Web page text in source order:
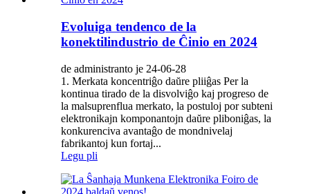
Evoluiga tendenco de la
konektilindustrio de Ĉinio en 2024
de administranto je 24-06-28
1. Merkata koncentriĝo daŭre pliiĝas Per la
kontinua tirado de la disvolviĝo kaj progreso de
la malsuprenflua merkato, la postuloj por subteni
elektronikajn komponantojn daŭre pliboniĝas, la
konkurenciva avantaĝo de mondnivelaj
fabrikantoj kun fortaj...
Legu pli